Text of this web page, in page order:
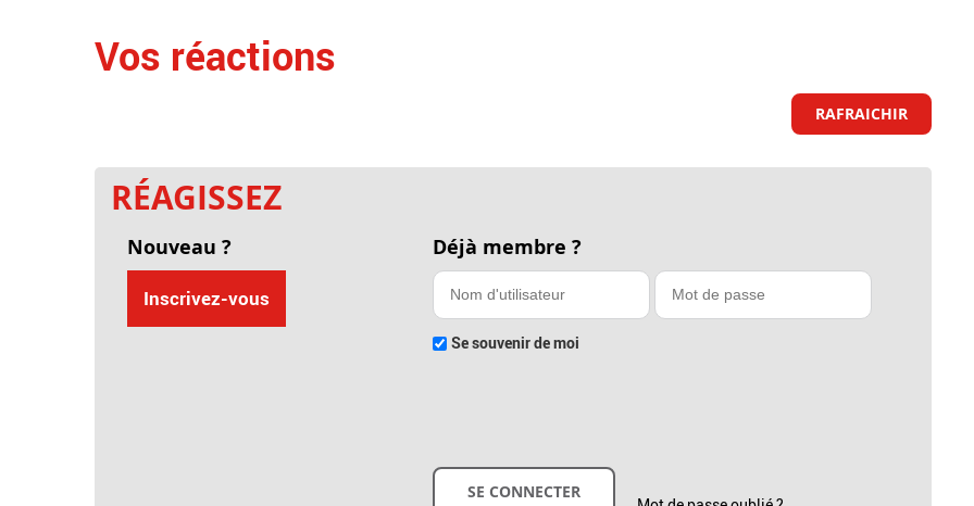
Vos réactions
RAFRAICHIR
RÉAGISSEZ
Nouveau ?
Inscrivez-vous
Déjà membre ?
Se souvenir de moi